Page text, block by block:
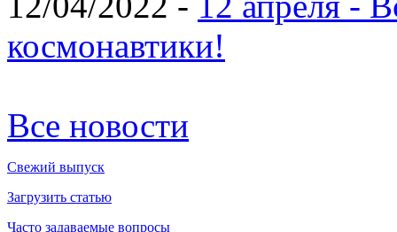
космонавтики!
Все новости
Свежий выпуск
Загрузить статью
Часто задаваемые вопросы